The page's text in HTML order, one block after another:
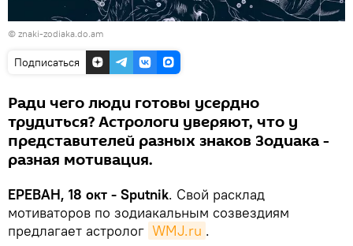
© znaki-zodiaka.do.am
Подписаться
Ради чего люди готовы усердно
трудиться? Астрологи уверяют, что у
представителей разных знаков Зодиака -
разная мотивация.
ЕРЕВАН, 18 окт - Sputnik. Свой расклад
мотиваторов по зодиакальным созвездиям
предлагает астролог WMJ.ru .